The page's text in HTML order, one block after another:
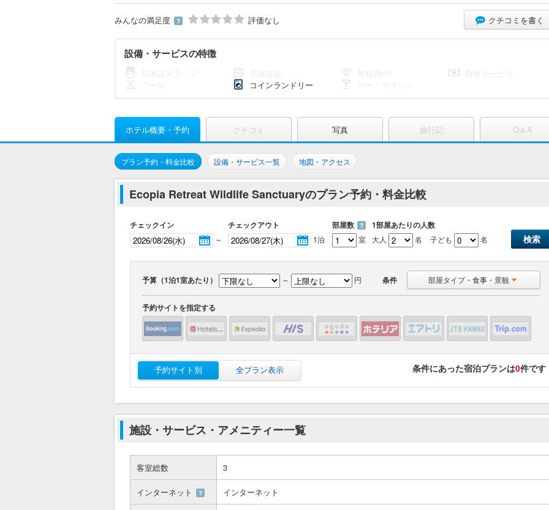
みんなの満足度 ？ 評価なし クチコミを書く
設備・サービスの特徴
コインランドリー
ホテル概要・予約 クチコミ 写真 旅行記 Q＆A
プラン予約・料金比較 設備・サービス一覧 地図・アクセス
Ecopia Retreat Wildlife Sanctuaryのプラン予約・料金比較
チェックイン
～
チェックアウト
1泊
部屋数 ？
室
1部屋あたりの人数
大人 名 子ども 名
予算（1泊1室あたり） ～ 円 条件 部屋タイプ・食事・景観
予約サイトを指定する
予約サイト別 全プラン表示 条件にあった宿泊プランは0件です
施設・サービス・アメニティー一覧
客室総数 3
インターネット ？ インターネット